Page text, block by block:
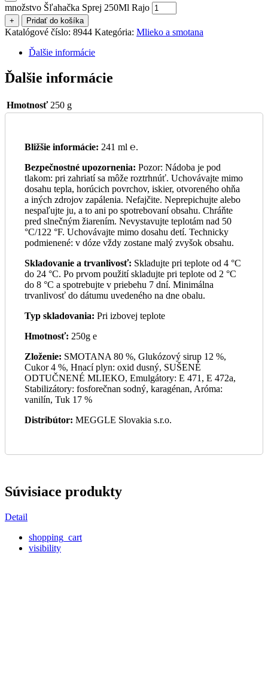
množstvo Šľahačka Sprej 250Ml Rajo
+ Pridať do košíka
Katalógové číslo: 8944 Kategória: Mlieko a smotana
Ďalšie informácie
Ďalšie informácie
Hmotnosť 250 g
Bližšie informácie: 241 ml ℮.
Bezpečnostné upozornenia: Pozor: Nádoba je pod
tlakom: pri zahriatí sa môže roztrhnúť. Uchovávajte mimo
dosahu tepla, horúcich povrchov, iskier, otvoreného ohňa
a iných zdrojov zapálenia. Nefajčite. Neprepichujte alebo
nespaľujte ju, a to ani po spotrebovaní obsahu. Chráňte
pred slnečným žiarením. Nevystavujte teplotám nad 50
°C/122 °F. Uchovávajte mimo dosahu detí. Technicky
podmienené: v dóze vždy zostane malý zvyšok obsahu.
Skladovanie a trvanlivosť: Skladujte pri teplote od 4 °C
do 24 °C. Po prvom použití skladujte pri teplote od 2 °C
do 8 °C a spotrebujte v priebehu 7 dní. Minimálna
trvanlivosť do dátumu uvedeného na dne obalu.
Typ skladovania: Pri izbovej teplote
Hmotnosť: 250g e
Zloženie: SMOTANA 80 %, Glukózový sirup 12 %,
Cukor 4 %, Hnací plyn: oxid dusný, SUŠENÉ
ODTUČNENÉ MLIEKO, Emulgátory: E 471, E 472a,
Stabilizátory: fosforečnan sodný, karagénan, Aróma:
vanilín, Tuk 17 %
Distribútor: MEGGLE Slovakia s.r.o.
Súvisiace produkty
Detail
shopping_cart
visibility